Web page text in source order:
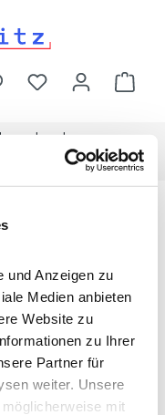
und Anzeigen zu
Medien anbieten
Website zu
zu Ihrer
Partner für
weiter. Unsere
mit